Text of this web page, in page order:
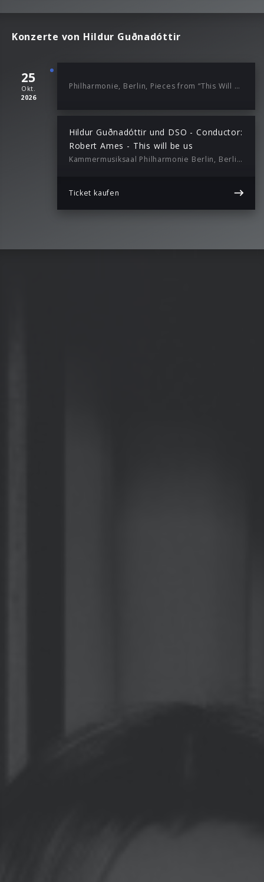
Konzerte von Hildur Guðnadóttir
25
Okt.
2026
Philharmonie, Berlin, Pieces from “This Will Be Us”
Hildur Guðnadóttir und DSO - Conductor:
Robert Ames - This will be us
Kammermusiksaal Philharmonie Berlin, Berlin, 20:00
Ticket kaufen